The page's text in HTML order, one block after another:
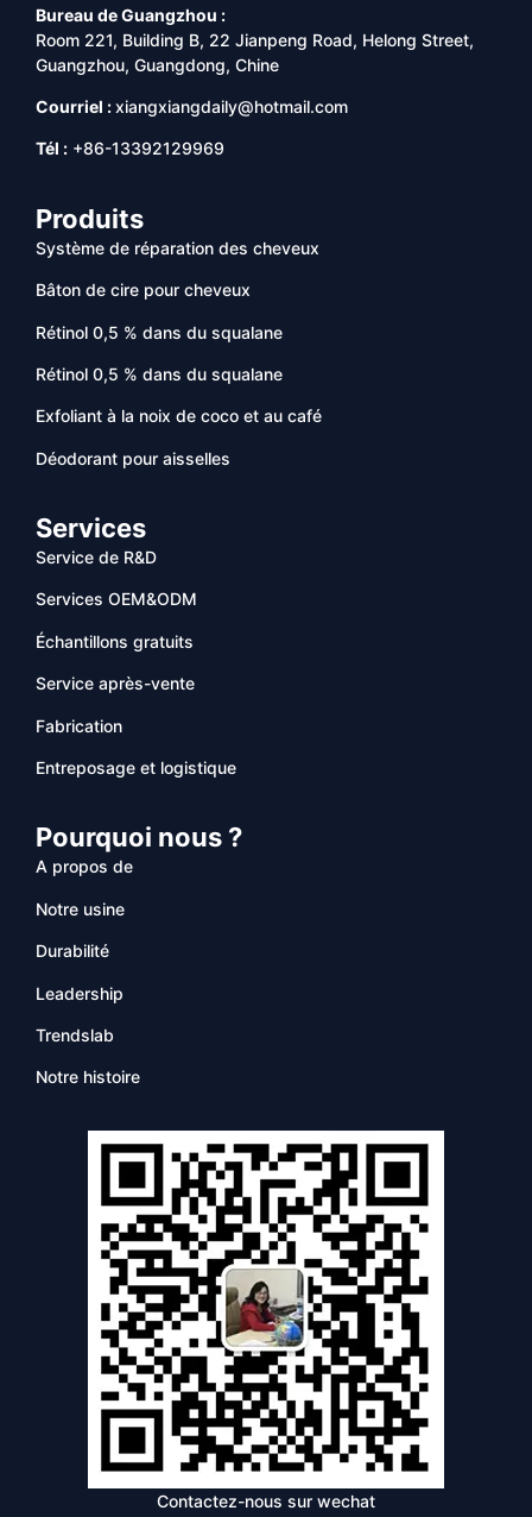
Bureau de Guangzhou :
Room 221, Building B, 22 Jianpeng Road, Helong Street,
Guangzhou, Guangdong, Chine
Courriel :xiangxiangdaily@hotmail.com
Tél : +86-13392129969
Produits
Système de réparation des cheveux
Bâton de cire pour cheveux
Rétinol 0,5 % dans du squalane
Rétinol 0,5 % dans du squalane
Exfoliant à la noix de coco et au café
Déodorant pour aisselles
Services
Service de R&D
Services OEM&ODM
Échantillons gratuits
Service après-vente
Fabrication
Entreposage et logistique
Pourquoi nous ?
A propos de
Notre usine
Durabilité
Leadership
Trendslab
Notre histoire
Contactez-nous sur wechat